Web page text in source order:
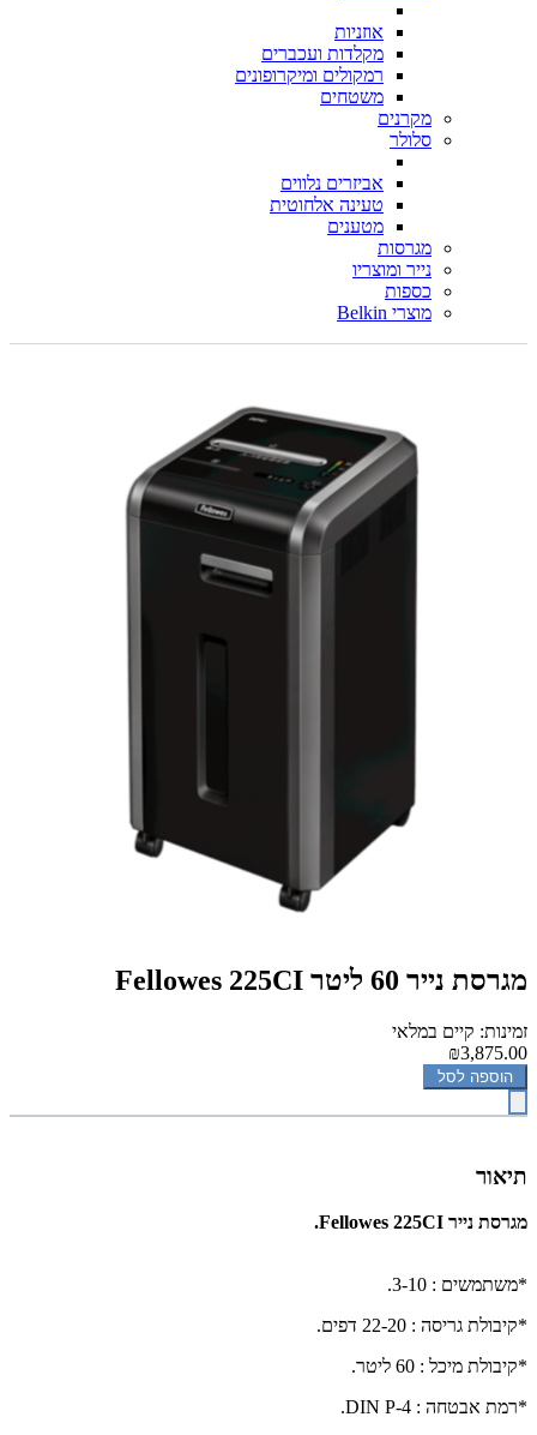
אוזניות
מקלדות ועכברים
רמקולים ומיקרופונים
משטחים
מקרנים
סלולר
אביזרים נלווים
טעינה אלחוטית
מטענים
מגרסות
נייר ומוצריו
כספות
מוצרי Belkin
מגרסת נייר ‏60 ‏ליטר Fellowes 225CI
זמינות: קיים במלאי
₪3,875.00
הוספה לסל
תיאור
מגרסת נייר Fellowes 225CI.
*משתמשים : 3-10.
*קיבולת גריסה : 22-20 דפים.
*קיבולת מיכל : 60 ליטר.
*רמת אבטחה : DIN P-4
.